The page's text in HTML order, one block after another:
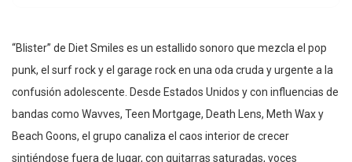
“Blister” de Diet Smiles es un estallido sonoro que mezcla el pop
punk, el surf rock y el garage rock en una oda cruda y urgente a la
confusión adolescente. Desde Estados Unidos y con influencias de
bandas como Wavves, Teen Mortgage, Death Lens, Meth Wax y
Beach Goons, el grupo canaliza el caos interior de crecer
sintiéndose fuera de lugar, con guitarras saturadas, voces